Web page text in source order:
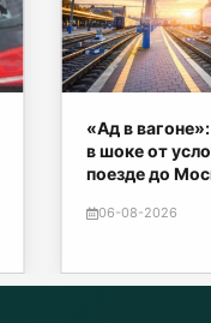
«Ад в
в шоке от
поезде до
06-08-2026